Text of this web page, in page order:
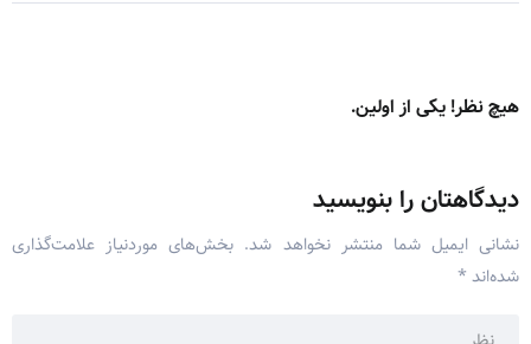
هیچ نظر! یکی از اولین.
دیدگاهتان را بنویسید
نشانی ایمیل شما منتشر نخواهد شد. بخش‌های موردنیاز علامت‌گذاری
شده‌اند *